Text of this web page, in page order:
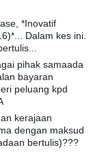
*Inovatif
Dalam kes ini.
pihak samaada
bayaran
peluang kpd
kerajaan
dengan maksud
bertulis)???